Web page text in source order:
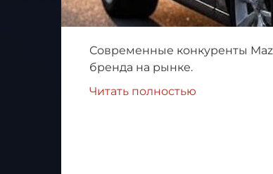
Современные конкуренты
бренда на рынке.
Читать полностью